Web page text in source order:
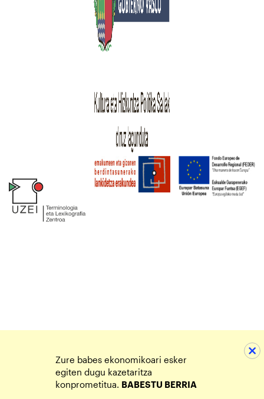
Zure babes ekonomikoari esker
egiten dugu kazetaritza
konprometitua. BABESTU BERRIA